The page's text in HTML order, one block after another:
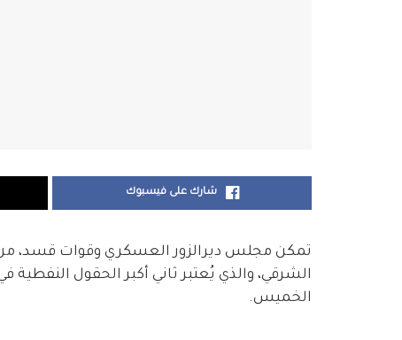
شارك على فيسبوك
تمكن مجلس ديرالزور العسكري وقوات قسد، من
الشرقي، والذي يُعتبر ثاني أكبر الحقول
الخميس.